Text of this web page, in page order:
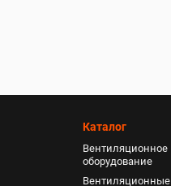
Каталог
Вентиляционное
оборудование
Вентиляционные